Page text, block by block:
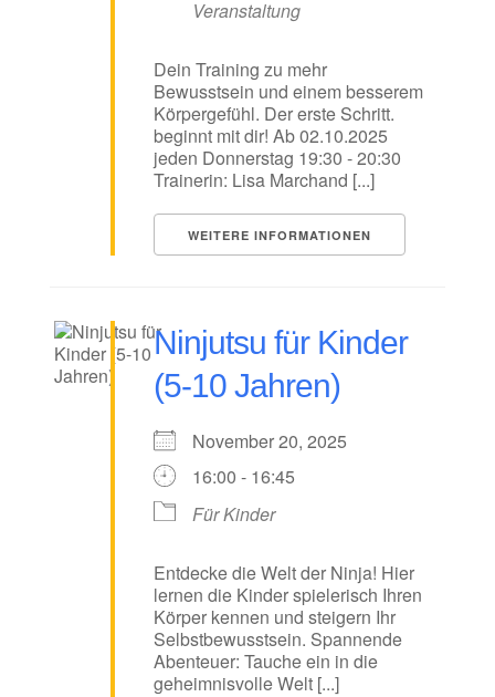
Veranstaltung
Dein Training zu mehr
Bewusstsein und einem besserem
Körpergefühl. Der erste Schritt.
beginnt mit dir! Ab 02.10.2025
jeden Donnerstag 19:30 - 20:30
Trainerin: Lisa Marchand [...]
WEITERE INFORMATIONEN
Ninjutsu für Kinder
(5-10 Jahren)
November 20, 2025
16:00 - 16:45
Für Kinder
Entdecke die Welt der Ninja! Hier
lernen die Kinder spielerisch Ihren
Körper kennen und steigern Ihr
Selbstbewusstsein. Spannende
Abenteuer: Tauche ein in die
geheimnisvolle Welt [...]